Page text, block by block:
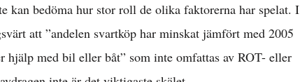
kan bedöma hur stor roll de olika faktorerna har spelat. I
att ”andelen svartköp har minskat jämfört med 2005
hjälp med bil eller båt” som inte omfattas av ROT- eller